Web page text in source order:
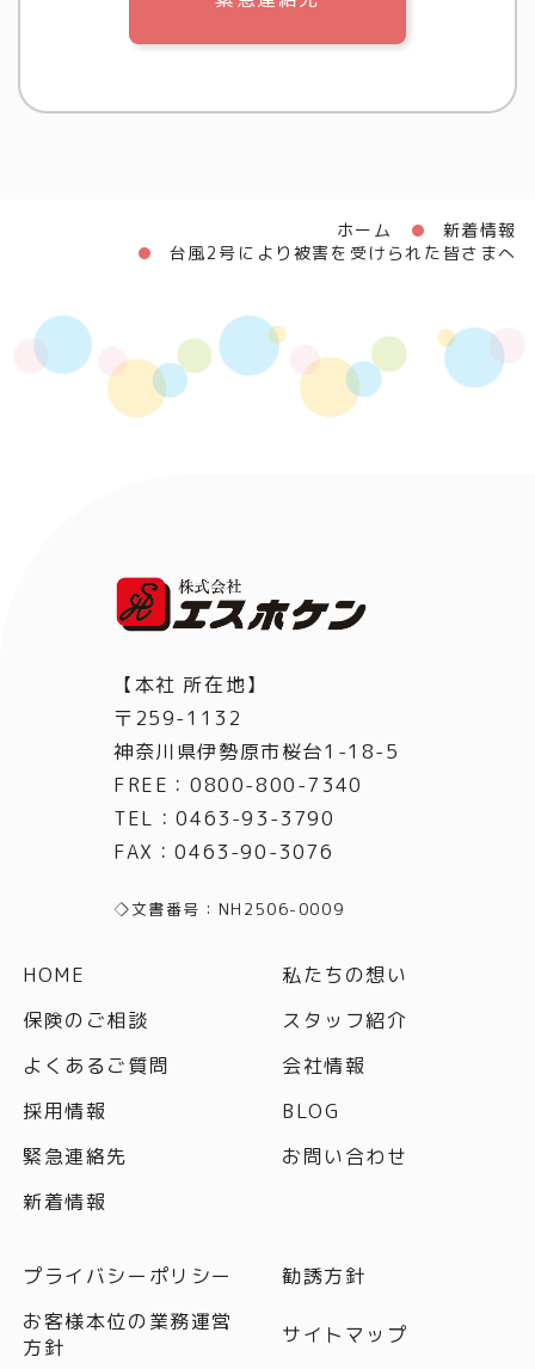
ホーム
新着情報
台風2号により被害を受けられた皆さまへ
【本社 所在地】
〒259-1132
神奈川県伊勢原市桜台1-18-5
FREE：0800-800-7340
TEL ：0463-93-3790
FAX ：0463-90-3076
◇文書番号：NH2506-0009
HOME
私たちの想い
保険のご相談
スタッフ紹介
よくあるご質問
会社情報
採用情報
BLOG
緊急連絡先
お問い合わせ
新着情報
プライバシーポリシー
勧誘方針
お客様本位の業務運営
方針
サイトマップ